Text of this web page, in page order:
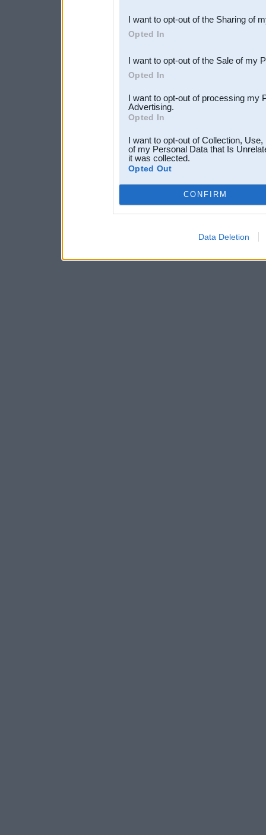
Downstream Participants
third parties.
I want to opt-out of the Sharing of
Opted In
I want to opt-out of the Sale of my
Opted In
I want to opt-out of processing my
Advertising.
Opted In
I want to opt-out of Collection,
of my Personal Data that Is
it was collected.
Opted Out
CONFIRM
Data Deletion